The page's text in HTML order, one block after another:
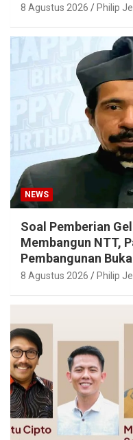
8 Agustus 2026 Philip
NEWS
Soal Pemberian
Membangun NTT,
Pembangunan
8 Agustus 2026 Philip